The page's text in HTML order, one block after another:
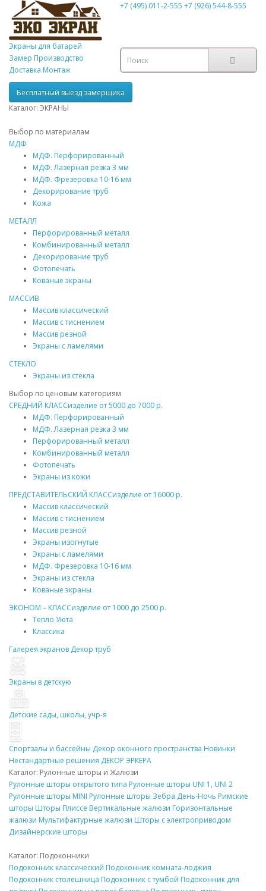
Экраны для батарей
Замер Производство
Доставка Монтаж
+7 (495) 011-2-555 +7 (926) 544-8-555
Бесплатный выезд замерщика
Каталог: ЭКРАНЫ
Выбор по материалам
МДФ
МДФ. Перфорированный
МДФ. Лазерная резка 3 мм
МДФ. Фрезеровка 10-16 мм
Декорирование труб
Кожа
МЕТАЛЛ
Перфорированный металл
Комбинированный металл
Декорирование труб
Фотопечать
Кованые экраны
МАССИВ
Массив классический
Массив с тиснением
Массив резной
Экраны с ламелями
СТЕКЛО
Экраны из стекла
Выбор по ценовым категориям
СРЕДНИЙ КЛАССизделие от5000 до 7000 р.
МДФ. Перфорированный
МДФ. Лазерная резка 3 мм
Перфорированный металл
Комбинированный металл
Фотопечать
Экраны из кожи
ПРЕДСТАВИТЕЛЬСКИЙ КЛАССизделие от 16000 р.
Массив классический
Массив с тиснением
Массив резной
Экраны изогнутые
Экраны с ламелями
МДФ. Фрезеровка 10-16 мм
Экраны из стекла
Кованые экраны
ЭКОНОМ – КЛАССизделие от 1000 до 2500 р.
Тепло Уюта
Классика
Галерея экранов Декортруб
Экраны в детскую
Детские сады, школы, учр-я
Спортзалы и бассейны Декор оконного пространства Новинки
Нестандартные решения ДЕКОР ЭРКЕРА
Каталог: Рулонные шторы и Жалюзи
Рулонные шторы открытого типа Рулонные шторы UNI 1, UNI 2
Рулонные шторы MINI Рулонные шторы Зебра День-Ночь Римские
шторы Шторы Плиссе Вертикальные жалюзи Горизонтальные
жалюзи Мультифактурные жалюзи Шторы с электроприводом
Дизайнерские шторы
Каталог: Подоконники
Подоконник классический Подоконник комната-лоджия
Подоконник столешница Подоконник с тумбой Подоконник для